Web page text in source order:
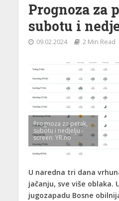
Prognoza za
subotu i
09.02.2024 2 Min Read
Prognoza za petak,
subotu i nedjelju -
screen: YR.no
U naredna tri dana
jačanju, sve više oblaka.
jugozapadu Bosne